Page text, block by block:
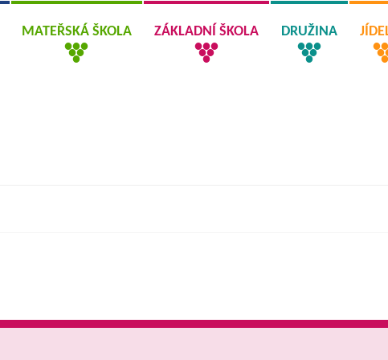
MATEŘSKÁ ŠKOLA ZÁKLADNÍ ŠKOLA DRUŽINA